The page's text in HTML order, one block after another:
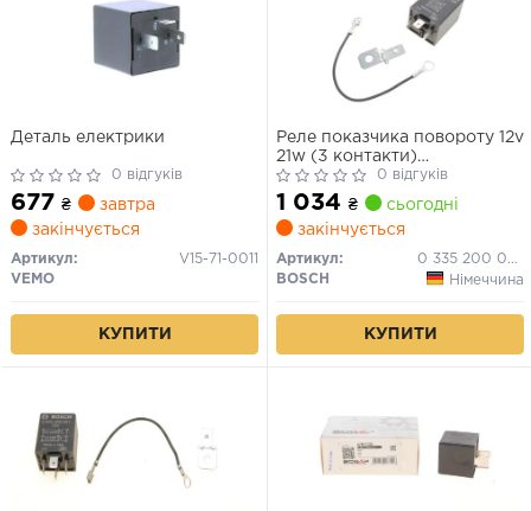
Деталь електрики
0 відгуків
677 ₴
завтра
закінчується
Артикул:
V15-71-0011
VEMO
КУПИТИ
Реле показчика повороту 12v
21w (3 контакти)
VAG/BMW/FORD/LADA/
0 відгуків
1 034 ₴
сьогодні
закінчується
Артикул:
0 335 200 038
BOSCH
Німеччина
КУПИТИ